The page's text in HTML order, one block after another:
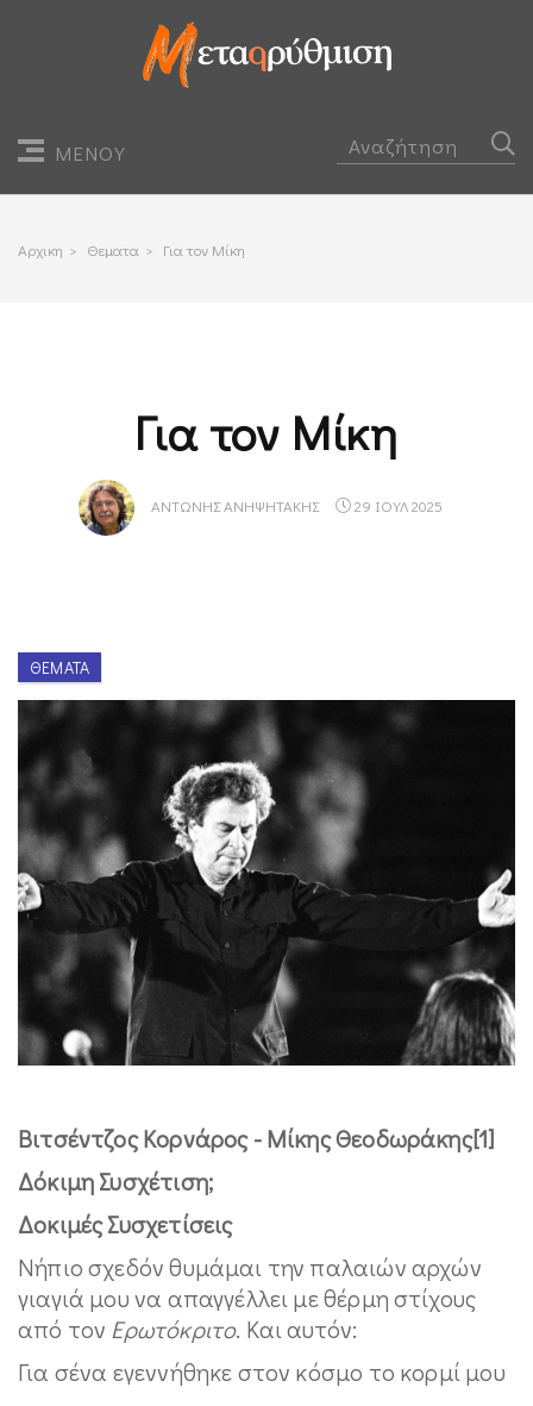
ΜΕΝΟΥ
Αρχικη > Θεματα > Για τον Μίκη
Για τον Μίκη
ΑΝΤΏΝΗΣ ΑΝΗΨΗΤΆΚΗΣ 29 ΙΟΥΛ 2025
ΘΈΜΑΤΑ
Βιτσέντζος Κορνάρος - Μίκης Θεοδωράκης[1]
Δόκιμη Συσχέτιση;
Δοκιμές Συσχετίσεις
Νήπιο σχεδόν θυμάμαι την παλαιών αρχών
γιαγιά μου να απαγγέλλει με θέρμη στίχους
από τον Ερωτόκριτο. Και αυτόν:
Για σένα εγεννήθηκε στον κόσμο το κορμί μου